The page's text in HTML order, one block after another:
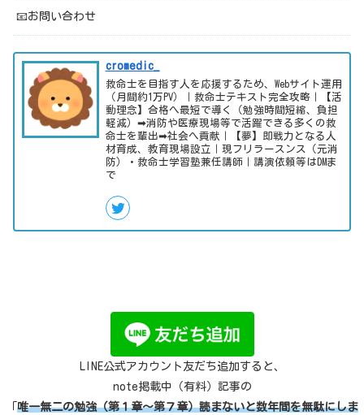
📧お問い合わせ
cromedic_
救命士を目指す人を応援するため、Webサイト運用
（月間約1万PV）｜救命士テキスト完全攻略｜【活
動理念】合格へ最短で導く（勉強時間短縮、負担
軽減）➡消防や医療現場等で活躍できる多くの救
命士を輩出➡社会へ貢献｜【夢】即戦力となる人
材育成、教育現場設立｜現フリラースンス（元消
防）・救命士学習塾兼任講師｜講演依頼等はDMま
で
LINE公式アカウント友だち追加すると、
note掲載中（有料）記事の
唯一無二の勉強（第１章～第７章）読まないと数年間を無駄にしま